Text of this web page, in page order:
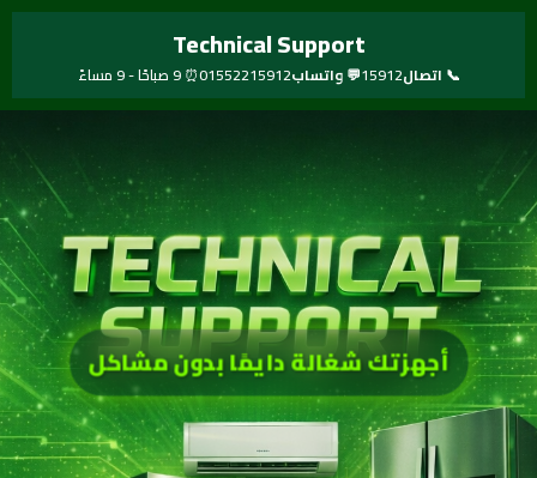
تخطي
Technical Support
📞 اتصال15912💬 واتساب01552215912⏰ 9 صباحًا - 9 مساءً
أجهزتك شغالة دايمًا بدون مشاكل